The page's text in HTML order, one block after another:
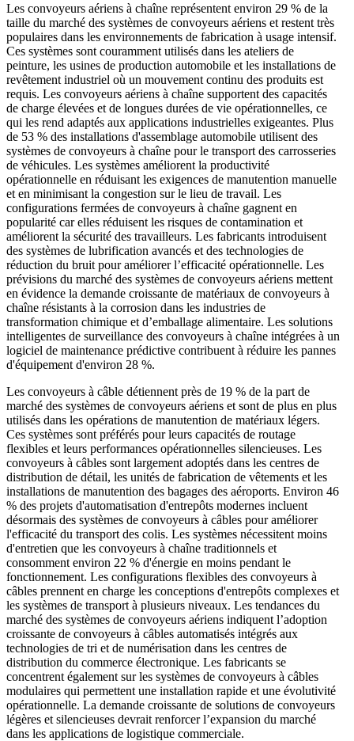
Les convoyeurs aériens à chaîne représentent environ 29 % de la
taille du marché des systèmes de convoyeurs aériens et restent très
populaires dans les environnements de fabrication à usage intensif.
Ces systèmes sont couramment utilisés dans les ateliers de
peinture, les usines de production automobile et les installations de
revêtement industriel où un mouvement continu des produits est
requis. Les convoyeurs aériens à chaîne supportent des capacités
de charge élevées et de longues durées de vie opérationnelles, ce
qui les rend adaptés aux applications industrielles exigeantes. Plus
de 53 % des installations d'assemblage automobile utilisent des
systèmes de convoyeurs à chaîne pour le transport des carrosseries
de véhicules. Les systèmes améliorent la productivité
opérationnelle en réduisant les exigences de manutention manuelle
et en minimisant la congestion sur le lieu de travail. Les
configurations fermées de convoyeurs à chaîne gagnent en
popularité car elles réduisent les risques de contamination et
améliorent la sécurité des travailleurs. Les fabricants introduisent
des systèmes de lubrification avancés et des technologies de
réduction du bruit pour améliorer l’efficacité opérationnelle. Les
prévisions du marché des systèmes de convoyeurs aériens mettent
en évidence la demande croissante de matériaux de convoyeurs à
chaîne résistants à la corrosion dans les industries de
transformation chimique et d’emballage alimentaire. Les solutions
intelligentes de surveillance des convoyeurs à chaîne intégrées à un
logiciel de maintenance prédictive contribuent à réduire les pannes
d'équipement d'environ 28 %.
Les convoyeurs à câble détiennent près de 19 % de la part de
marché des systèmes de convoyeurs aériens et sont de plus en plus
utilisés dans les opérations de manutention de matériaux légers.
Ces systèmes sont préférés pour leurs capacités de routage
flexibles et leurs performances opérationnelles silencieuses. Les
convoyeurs à câbles sont largement adoptés dans les centres de
distribution de détail, les unités de fabrication de vêtements et les
installations de manutention des bagages des aéroports. Environ 46
% des projets d'automatisation d'entrepôts modernes incluent
désormais des systèmes de convoyeurs à câbles pour améliorer
l'efficacité du transport des colis. Les systèmes nécessitent moins
d'entretien que les convoyeurs à chaîne traditionnels et
consomment environ 22 % d'énergie en moins pendant le
fonctionnement. Les configurations flexibles des convoyeurs à
câbles prennent en charge les conceptions d'entrepôts complexes et
les systèmes de transport à plusieurs niveaux. Les tendances du
marché des systèmes de convoyeurs aériens indiquent l’adoption
croissante de convoyeurs à câbles automatisés intégrés aux
technologies de tri et de numérisation dans les centres de
distribution du commerce électronique. Les fabricants se
concentrent également sur les systèmes de convoyeurs à câbles
modulaires qui permettent une installation rapide et une évolutivité
opérationnelle. La demande croissante de solutions de convoyeurs
légères et silencieuses devrait renforcer l’expansion du marché
dans les applications de logistique commerciale.